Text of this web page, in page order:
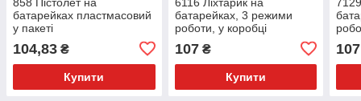
батарейках пластмасовий
у пакеті
104,83 ₴
Купити
батарейках, 3 режими
роботи, у коробці
107₴
Купити
107